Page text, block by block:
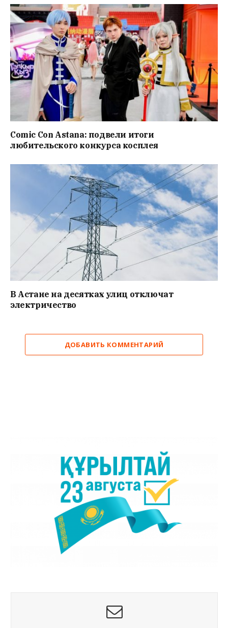
Comic Con Astana: подвели итоги
любительского конкурса косплея
В Астане на десятках улиц отключат
электричество
ДОБАВИТЬ КОММЕНТАРИЙ